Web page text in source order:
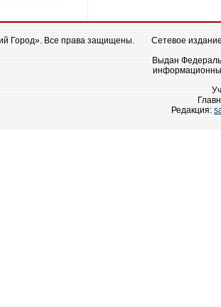
Город». Все права защищены.
Сетевое
Выдан
Редакция: